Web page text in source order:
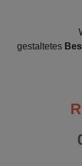
gestaltetes